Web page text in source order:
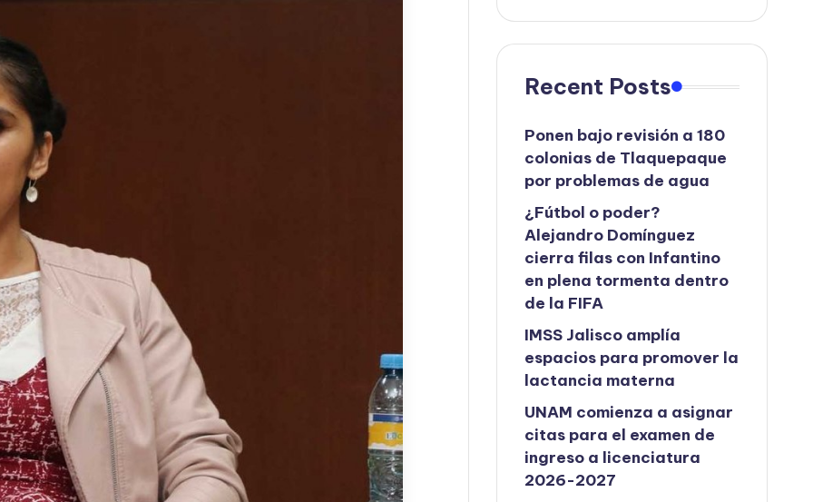
Recent Posts
Ponen bajo revisión a 180
colonias de Tlaquepaque
por problemas de agua
¿Fútbol o poder?
Alejandro Domínguez
cierra filas con Infantino
en plena tormenta dentro
de la FIFA
IMSS Jalisco amplía
espacios para promover la
lactancia materna
UNAM comienza a asignar
citas para el examen de
ingreso a licenciatura
2026-2027